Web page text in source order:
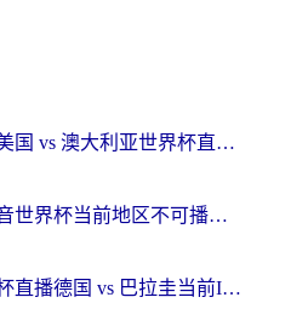
在国外怎么看美国 vs 澳大利亚世界杯直播？海外党必藏的中文解说观赛指南
在加拿大看抖音世界杯当前地区不可播放？海外党体育观赛终极指南
在海外看世界杯直播德国 vs 巴拉圭当前IP受限制？这篇指南帮你轻松解决地区限制